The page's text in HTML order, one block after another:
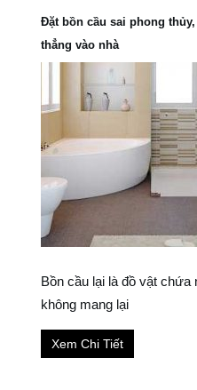
Đặt bồn cầu sai phong
thẳng vào nhà
Bồn cầu lại là đồ vật
không mang lại
Xem Chi Tiết